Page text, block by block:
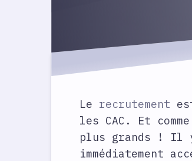
Le recrutement
les CAC. Et
plus grands ! Il
immédiatement